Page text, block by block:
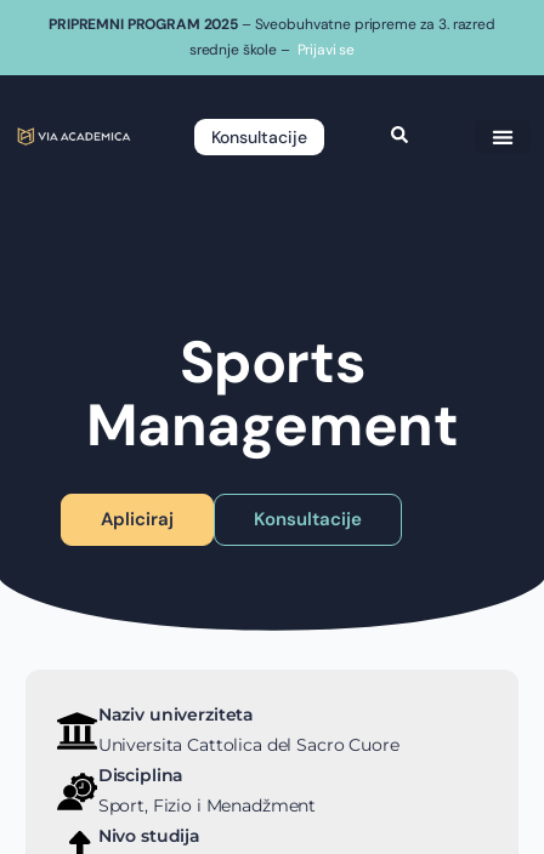
PRIPREMNI PROGRAM 2025 – Sveobuhvatne pripreme za 3. razred
srednje škole – Prijavi se
Konsultacije
Sports
Management
Apliciraj Konsultacije
Naziv univerziteta
Universita Cattolica del Sacro Cuore
Disciplina
Sport, Fizio i Menadžment
Nivo studija